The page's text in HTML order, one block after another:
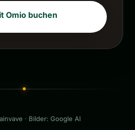
Omio buchen
· Bilder: Google AI